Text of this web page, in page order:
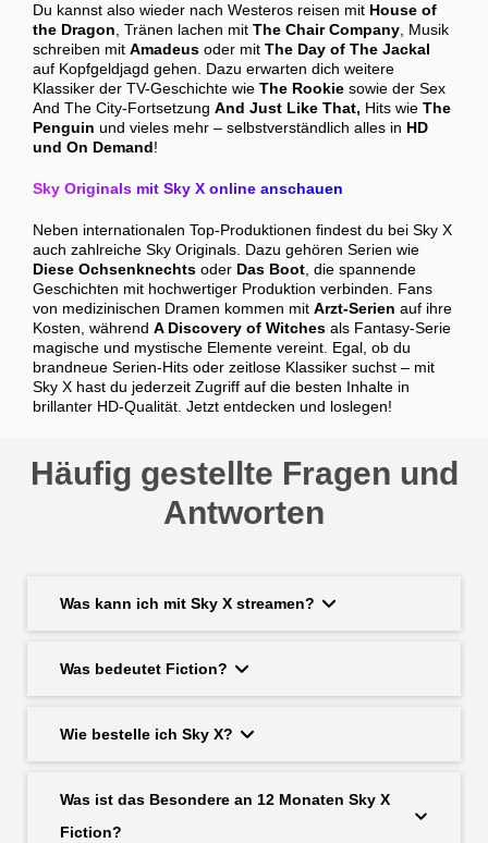
Du kannst also wieder nach Westeros reisen mit House of
the Dragon, Tränen lachen mit The Chair Company, Musik
schreiben mit Amadeus oder mit The Day of The Jackal
auf Kopfgeldjagd gehen. Dazu erwarten dich weitere
Klassiker der TV-Geschichte wie The Rookie sowie der Sex
And The City-Fortsetzung And Just Like That, Hits wie The
Penguin und vieles mehr – selbstverständlich alles in HD
und On Demand!
Sky Originals mit Sky X online anschauen
Neben internationalen Top-Produktionen findest du bei Sky X
auch zahlreiche Sky Originals. Dazu gehören Serien wie
Diese Ochsenknechts oder Das Boot, die spannende
Geschichten mit hochwertiger Produktion verbinden. Fans
von medizinischen Dramen kommen mit Arzt-Serien auf ihre
Kosten, während A Discovery of Witches als Fantasy-Serie
magische und mystische Elemente vereint. Egal, ob du
brandneue Serien-Hits oder zeitlose Klassiker suchst – mit
Sky X hast du jederzeit Zugriff auf die besten Inhalte in
brillanter HD-Qualität. Jetzt entdecken und loslegen!
Häufig gestellte Fragen und
Antworten
Was kann ich mit Sky X streamen?
Was bedeutet Fiction?
Wie bestelle ich Sky X?
Was ist das Besondere an 12 Monaten Sky X
Fiction?